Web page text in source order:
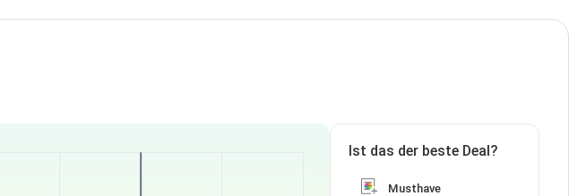
Ist das der beste Deal?
Musthave